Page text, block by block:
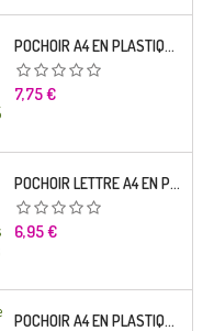
POCHOIR A4 EN PLASTIQUE MYLAR ALPHABET LETTRE TYPO RAVIE 30 MM
Prix
7,75 €
POCHOIR LETTRE A4 EN PLASTIQUE MYLAR ALPHABET LETTRES SCRIPT CAPITALES 25 MM
Prix
6,95 €
POCHOIR A4 EN PLASTIQUE MYLAR ALPHABET LETTRE TYPO SCIENCE 35 MM